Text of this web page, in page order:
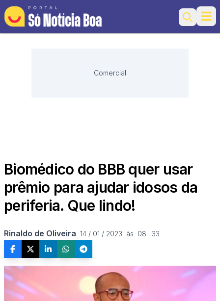
Search
Comercial
Biomédico do BBB quer usar
prêmio para ajudar idosos da
periferia. Que lindo!
Rinaldo de Oliveira 14 / 01 / 2023  às  08 : 33